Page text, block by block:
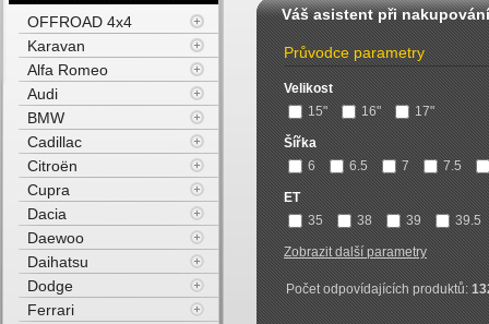
Váš asistent při nakupování
Průvodce parametry
Velikost
15"
16" 17"
Šířka
6
6.5 7 7.5
ET
35
38 39 39.5
Zobrazit další parametry
Počet odpovídajících produktů:
OFFROAD 4x4
Karavan
Alfa Romeo
Audi
BMW
Cadillac
Citroën
Cupra
Dacia
Daewoo
Daihatsu
Dodge
Ferrari